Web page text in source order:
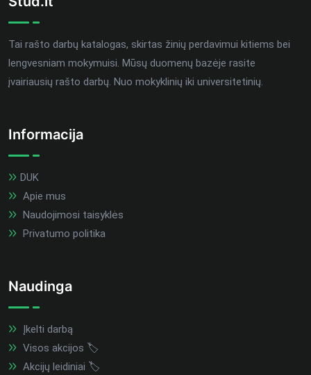
Tai rašto darbų katalogas, skirtas žinių perdavimui kitiems bei
lengvesniam mokymuisi. Mūsų duomenų bazėje rasite
įvairiausių rašto darbų. Nuo mokyklinių iki universitetinių.
Informacija
DUK
Apie mus
Naudojimosi taisyklės
Privatumo politika
Naudinga
Įkelti darbą
Visos akcijos 🏷️
Akcijų leidiniai 🏷️